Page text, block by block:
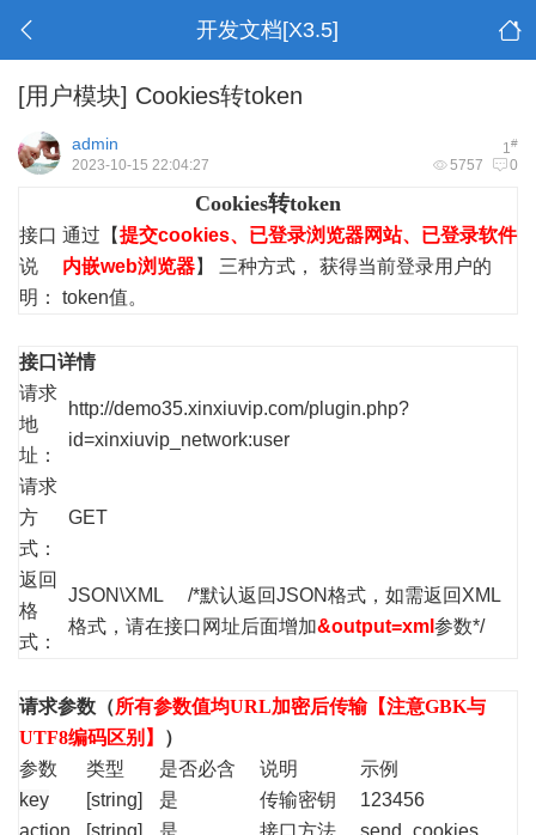
开发文档[X3.5]
[用户模块] Cookies转token
1#
admin
5757 0
2023-10-15 22:04:27
Cookies转token
接口
说
明：
通过【提交cookies、已登录浏览器网站、已登录软件
内嵌web浏览器】 三种方式， 获得当前登录用户的
token值。
接口详情
请求
地
址：
http://demo35.xinxiuvip.com/plugin.php?
id=xinxiuvip_network:user
请求
方
式：
GET
返回
格
式：
JSON\XML /*默认返回JSON格式，如需返回XML
格式，请在接口网址后面增加&output=xml 参数*/
请求参数（所有参数值均URL加密后传输【注意GBK与
UTF8编码区别】
）
参数
类型 是否必含 说明
示例
key
[string] 是 传输密钥
123456
action
[string] 是 接口方法 send_cookies